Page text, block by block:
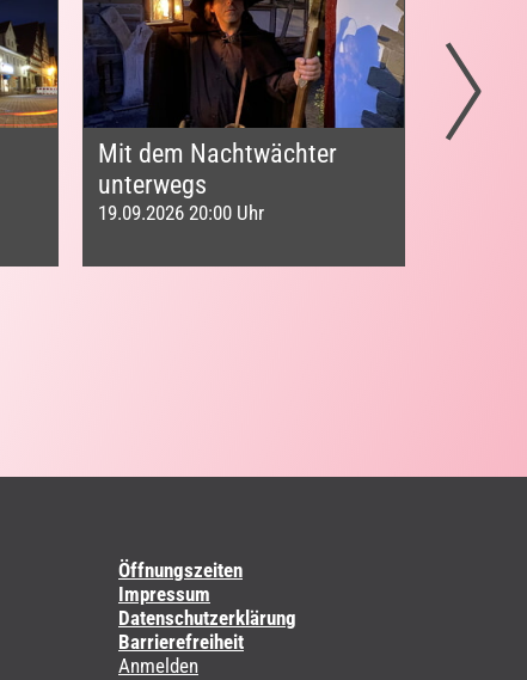
Mit dem Nachtwächter
unterwegs
19.09.2026 20:00 Uhr
Öffnungszeiten
Impressum
Datenschutzerklärung
Barrierefreiheit
Anmelden